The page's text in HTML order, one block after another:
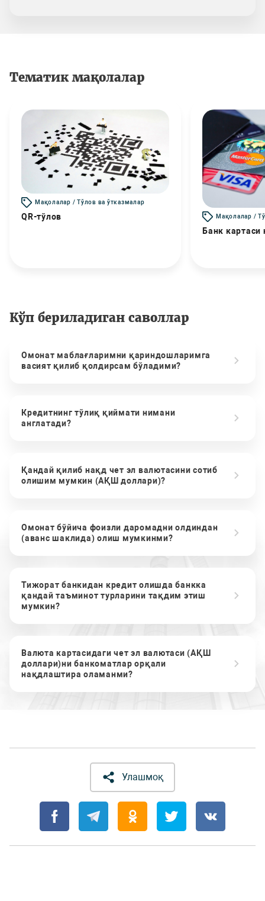
Тематик мақолалар
Мақолалар / Тўлов ва ўтказмалар
QR-тўлов Мақолалар /
Банк картаси
Кўп бериладиган саволлар
Омонат маблағларимни қариндошларимга
васият қилиб қолдирсам бўладими?
Кредитнинг тўлиқ қиймати нимани
англатади?
Қандай қилиб нақд чет эл валютасини сотиб
олишим мумкин (АҚШ доллари)?
Омонат бўйича фоизли даромадни олдиндан
(аванс шаклида) олиш мумкинми?
Тижорат банкидан кредит олишда банкка
қандай таъминот турларини тақдим этиш
мумкин?
Валюта картасидаги чет эл валютаси (АҚШ
доллари)ни банкоматлар орқали
нақдлаштира оламанми?
Улашмоқ